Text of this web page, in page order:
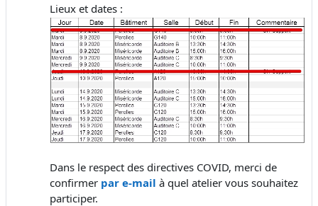
Lieux et dates :
Dans le respect des directives COVID, merci de
confirmer par e-mail à quel atelier vous souhaitez
participer.